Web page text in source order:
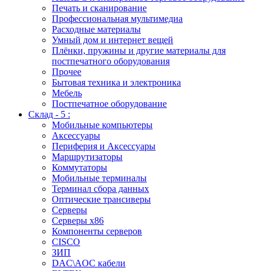
Печать и сканирование
Профессиональная мультимедиа
Расходные материалы
Умный дом и интернет вещей
Плёнки, пружины и другие материалы для
постпечатного оборудования
Прочее
Бытовая техника и электроника
Мебель
Постпечатное оборудование
Склад - 5 :
Мобильные компьютеры
Аксессуары
Периферия и Аксессуары
Маршрутизаторы
Коммутаторы
Мобильные терминалы
Терминал сбора данных
Оптические трансиверы
Серверы
Серверы x86
Компоненты серверов
CISCO
ЗИП
DAC\AOC кабели